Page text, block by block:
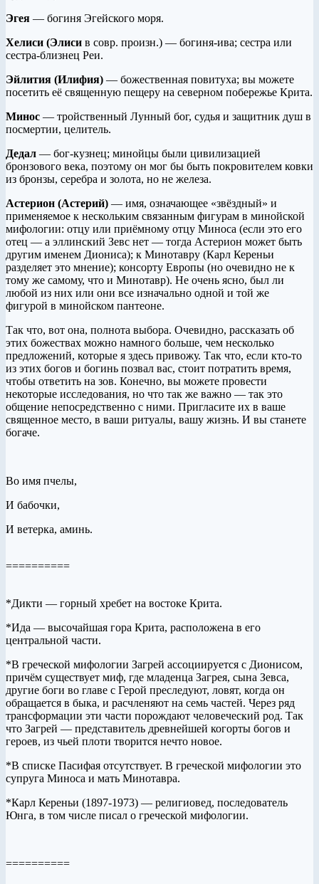
Эгея — богиня Эгейского моря.
Хелиси (Элиси в совр. произн.) — богиня-ива; сестра или
сестра-близнец Реи.
Эйлития (Илифия) — божественная повитуха; вы можете
посетить её священную пещеру на северном побережье Крита.
Минос — тройственный Лунный бог, судья и защитник душ в
посмертии, целитель.
Дедал — бог-кузнец; минойцы были цивилизацией
бронзового века, поэтому он мог бы быть покровителем ковки
из бронзы, серебра и золота, но не железа.
Астерион (Астерий) — имя, означающее «звёздный» и
применяемое к нескольким связанным фигурам в минойской
мифологии: отцу или приёмному отцу Миноса (если это его
отец — а эллинский Зевс нет — тогда Астерион может быть
другим именем Диониса); к Минотавру (Карл Кереньи
разделяет это мнение); консорту Европы (но очевидно не к
тому же самому, что и Минотавр). Не очень ясно, был ли
любой из них или они все изначально одной и той же
фигурой в минойском пантеоне.
Так что, вот она, полнота выбора. Очевидно, рассказать об
этих божествах можно намного больше, чем несколько
предложений, которые я здесь привожу. Так что, если кто-то
из этих богов и богинь позвал вас, стоит потратить время,
чтобы ответить на зов. Конечно, вы можете провести
некоторые исследования, но что так же важно — так это
общение непосредственно с ними. Пригласите их в ваше
священное место, в ваши ритуалы, вашу жизнь. И вы станете
богаче.
Во имя пчелы,
И бабочки,
И ветерка, аминь.
==========
*Дикти — горный хребет на востоке Крита.
*Ида — высочайшая гора Крита, расположена в его
центральной части.
*В греческой мифологии Загрей ассоциируется с Дионисом,
причём существует миф, где младенца Загрея, сына Зевса,
другие боги во главе с Герой преследуют, ловят, когда он
обращается в быка, и расчленяют на семь частей. Через ряд
трансформации эти части порождают человеческий род. Так
что Загрей — представитель древнейшей когорты богов и
героев, из чьей плоти творится нечто новое.
*В списке Пасифая отсутствует. В греческой мифологии это
супруга Миноса и мать Минотавра.
*Карл Кереньи (1897-1973) — религиовед, последователь
Юнга, в том числе писал о греческой мифологии.
==========